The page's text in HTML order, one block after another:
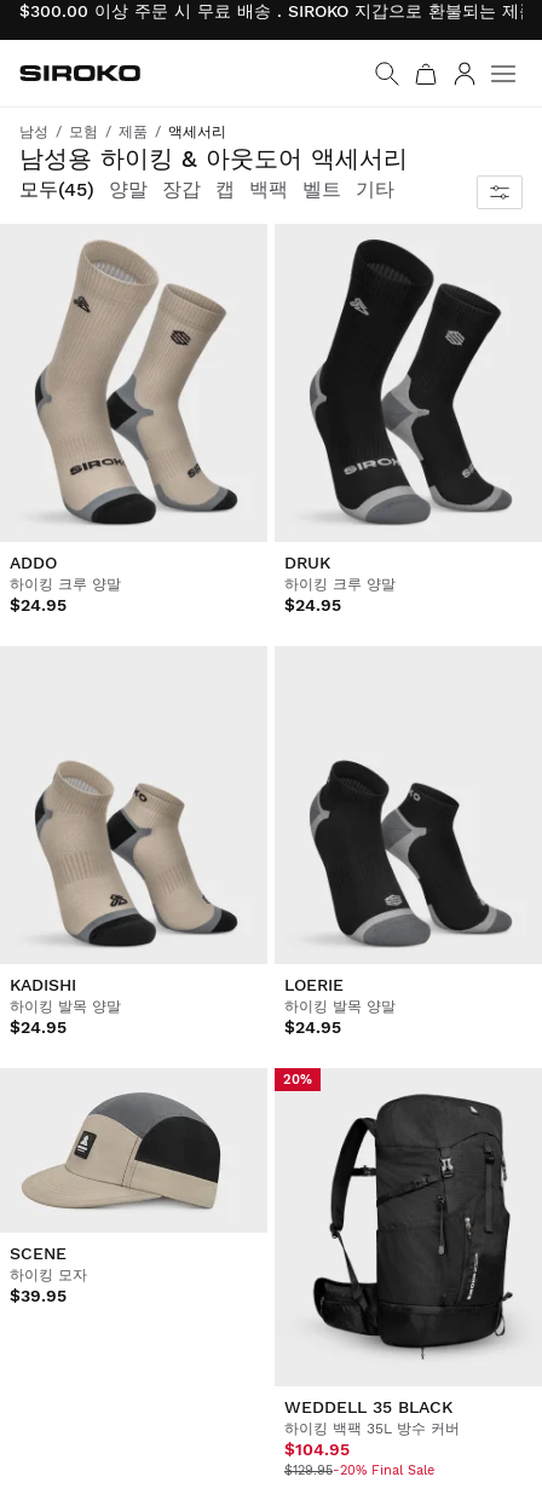
$300.00 이상 주문 시 무료 배송 . SIROKO 지갑으로 환불되는 제
홈페이지로 이동
Siroko.com
남성 모험 제품 액세서리
남성용 하이킹 & 아웃도어 액세서리
모든 모험을 위한 필수품. 모든 단계의 품질과 기능.
모두(45) 양말 장갑 캡 백팩 벨트 기타
ADDO
하이킹 크루 양말
$24.95
DRUK
하이킹 크루 양말
$24.95
KADISHI
하이킹 발목 양말
$24.95
LOERIE
하이킹 발목 양말
$24.95
SCENE
하이킹 모자
$39.95
20%
WEDDELL 35 BLACK
하이킹 백팩 35L 방수 커버
$104.95
$129.95-20% Final Sale